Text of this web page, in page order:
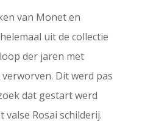
van Monet en
uit de collectie
der jaren met
Dit werd pas
dat gestart werd
Rosai schilderij.